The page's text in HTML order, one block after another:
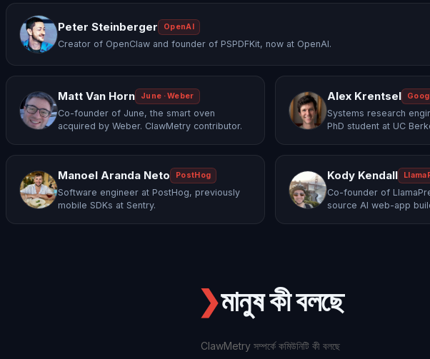
Peter Steinberger OpenAI
Creator of OpenClaw and founder of PSPDFKit, now at OpenAI.
Matt Van Horn June · Weber
Co-founder of June, the smart oven
acquired by Weber. ClawMetry contributor.
Alex Krentsel
Systems research
PhD student at UC
Manoel Aranda Neto PostHog
Software engineer at PostHog, previously
mobile SDKs at Sentry.
Kody Kendall
Co-founder of
source AI web-app
❯মানুষ কী বলছে
ClawMetry সম্পর্কে কমিউনিটি কী বলছে